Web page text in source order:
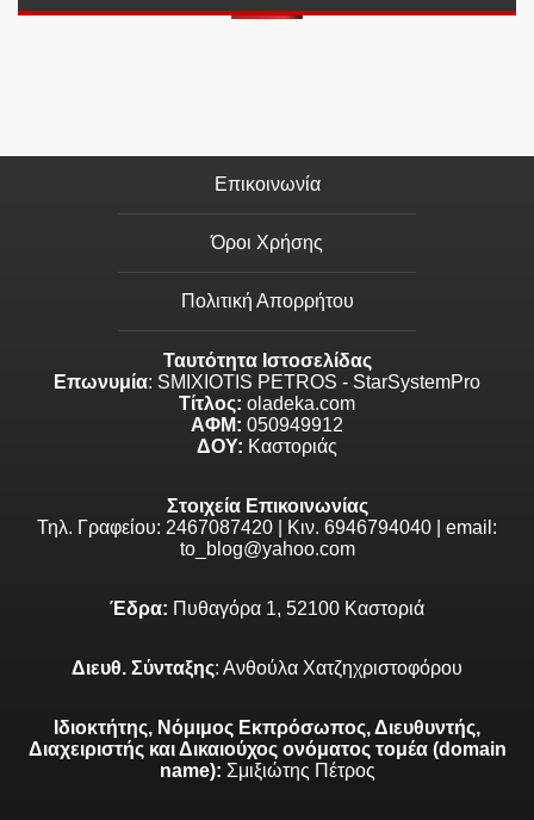
Επικοινωνία
Όροι Χρήσης
Πολιτική Απορρήτου
Ταυτότητα Ιστοσελίδας
Επωνυμία: SMIXIOTIS PETROS - StarSystemPro
Τίτλος: oladeka.com
ΑΦΜ: 050949912
ΔΟΥ: Καστοριάς
Στοιχεία Επικοινωνίας
Τηλ. Γραφείου: 2467087420 | Κιν. 6946794040 | email:
to_blog@yahoo.com
Έδρα: Πυθαγόρα 1, 52100 Καστοριά
Διευθ. Σύνταξης: Ανθούλα Χατζηχριστοφόρου
Ιδιοκτήτης, Νόμιμος Εκπρόσωπος, Διευθυντής,
Διαχειριστής και Δικαιούχος ονόματος τομέα (domain
name): Σμιξιώτης Πέτρος